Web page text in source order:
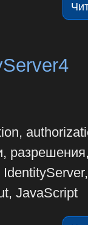
разрешения,
JavaScript